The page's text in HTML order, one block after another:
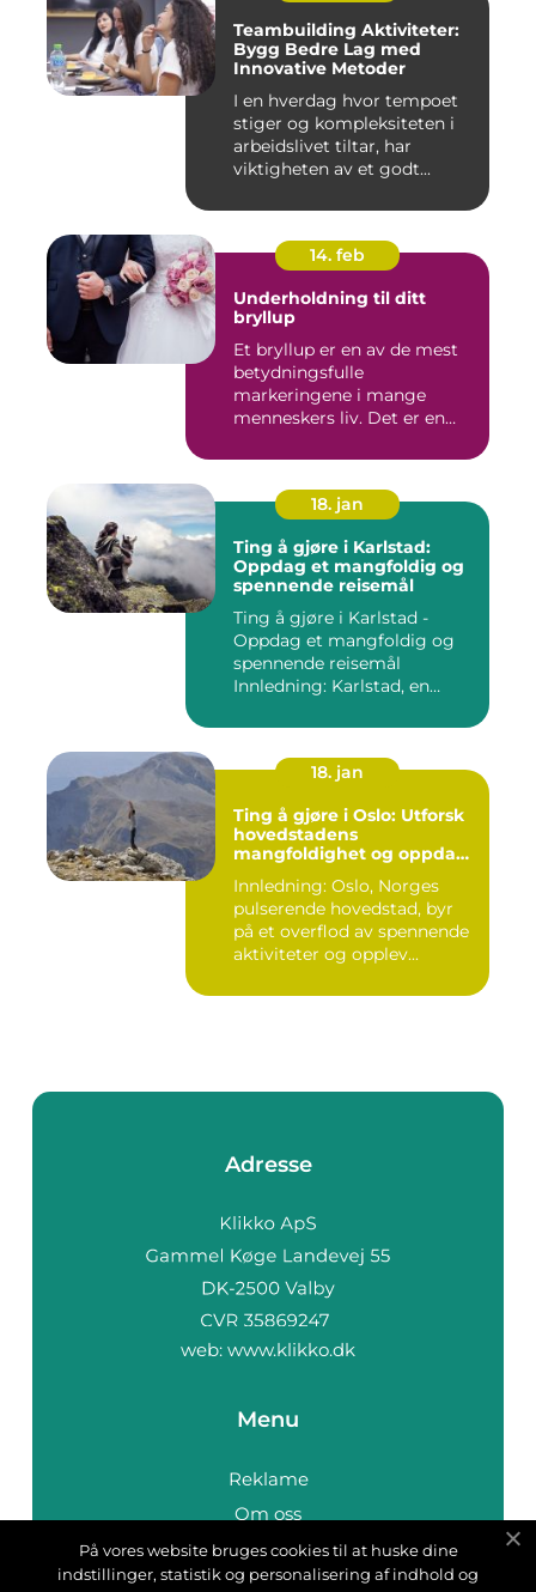
Teambuilding Aktiviteter:
Bygg Bedre Lag med
Innovative Metoder
I en hverdag hvor tempoet
stiger og kompleksiteten i
arbeidslivet tiltar, har
viktigheten av et godt...
14. feb
Underholdning til ditt
bryllup
Et bryllup er en av de mest
betydningsfulle
markeringene i mange
menneskers liv. Det er en
18. jan
Ting å gjøre i Karlstad:
Oppdag et mangfoldig og
spennende reisemål
Ting å gjøre i Karlstad -
Oppdag et mangfoldig og
spennende reisemål
Innledning: Karlstad, en
18. jan
Ting å gjøre i Oslo: Utforsk
hovedstadens
mangfoldighet og oppdag
Innledning: Oslo, Norges
pulserende hovedstad, byr
på et overflod av spennende
aktiviteter og opplev...
Adresse
web: www.klikko.dk
Menu
Reklame
Om oss
Cookies
Kontakt Oss
På vores website bruges cookies til at huske dine
indstillinger, statistik og personalisering af indhold og